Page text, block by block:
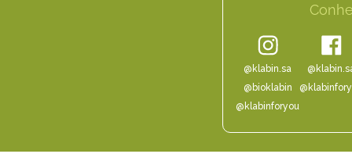
@klabin.sa
@bioklabin
@klabinforyou